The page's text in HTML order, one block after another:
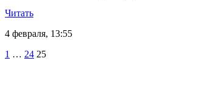
Читать
4 февраля, 13:55
Пагинация
1 … 24 25